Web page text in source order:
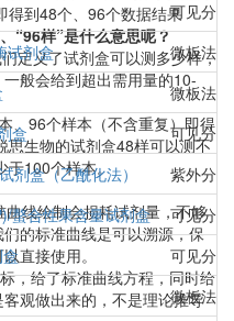
得到48个、96个数据结果
“96样”是什么意思呢？
定义了试剂盒可以测多少样，
般会给到超出需用量的10-
、96个样本（不含重复）即得
思生物的试剂盒48样可以测不
于100个样本。
线绘制会损耗试剂量，不够
的标准曲线是可以溯源，保
直接使用。
给了标准曲线方程，同时给
观做出来的，不是理论推导
可见分
试剂盒
微板法
微板法
盒
可见分
剂盒（乙酰化法）
紫外分
螯合性果含量试剂盒
可见分
可见分
微板法